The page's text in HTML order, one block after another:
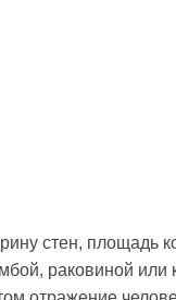
стен, площадь
раковиной